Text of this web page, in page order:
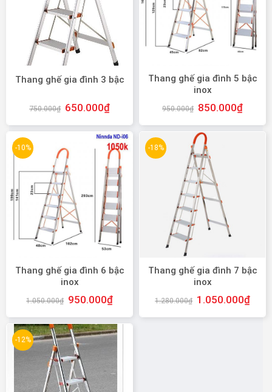
Thang ghế gia đình 3 bậc
750.000₫ 650.000₫
Thang ghế gia đình 5 bậc
inox
950.000₫ 850.000₫
-10%
Thang ghế gia đình 6 bậc
inox
1.050.000₫ 950.000₫
-18%
Thang ghế gia đình 7 bậc
inox
1.280.000₫ 1.050.000₫
-12%